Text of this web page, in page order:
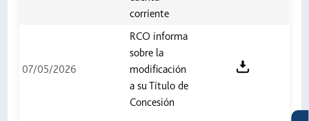
corriente
07/05/2026
RCO informa
sobre la
modificación
a su Título de
Concesión